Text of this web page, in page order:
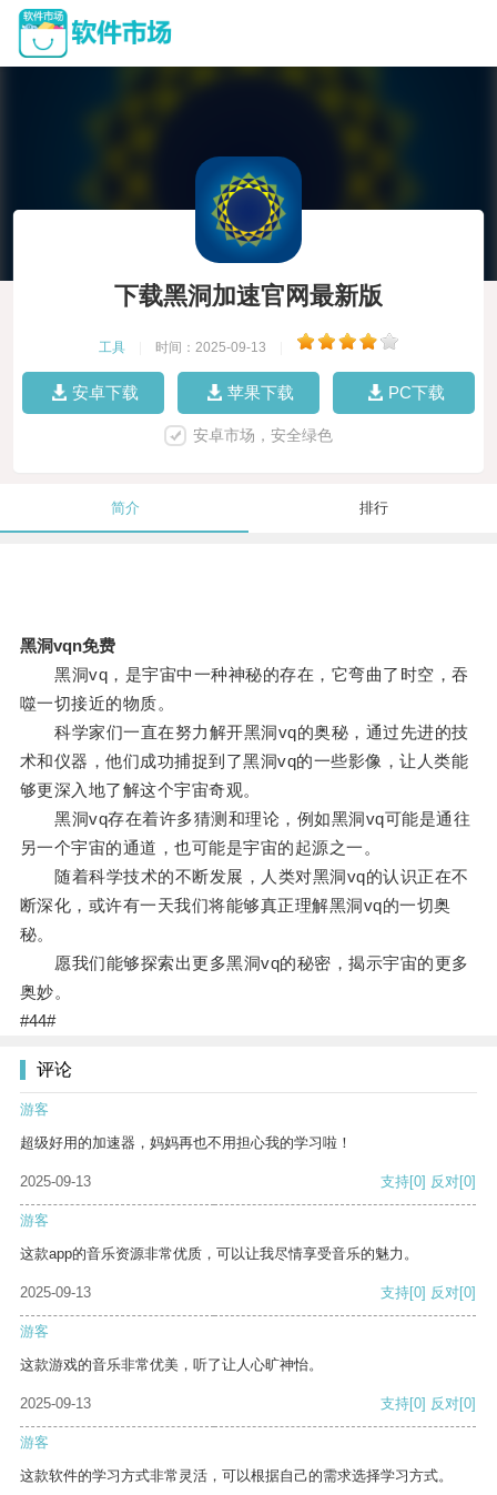
下载黑洞加速官网最新版
工具 时间：2025-09-13
安卓下载 苹果下载 PC下载
安卓市场，安全绿色
简介 排行
黑洞vqn免费
黑洞vq，是宇宙中一种神秘的存在，它弯曲了时空，吞
噬一切接近的物质。
科学家们一直在努力解开黑洞vq的奥秘，通过先进的技
术和仪器，他们成功捕捉到了黑洞vq的一些影像，让人类能
够更深入地了解这个宇宙奇观。
黑洞vq存在着许多猜测和理论，例如黑洞vq可能是通往
另一个宇宙的通道，也可能是宇宙的起源之一。
随着科学技术的不断发展，人类对黑洞vq的认识正在不
断深化，或许有一天我们将能够真正理解黑洞vq的一切奥
秘。
愿我们能够探索出更多黑洞vq的秘密，揭示宇宙的更多
奥妙。
#44#
评论
游客
超级好用的加速器，妈妈再也不用担心我的学习啦！
2025-09-13 支持[0] 反对[0]
游客
这款app的音乐资源非常优质，可以让我尽情享受音乐的魅力。
2025-09-13 支持[0] 反对[0]
游客
这款游戏的音乐非常优美，听了让人心旷神怡。
2025-09-13 支持[0] 反对[0]
游客
这款软件的学习方式非常灵活，可以根据自己的需求选择学习方式。